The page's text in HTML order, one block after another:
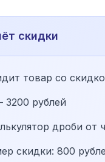
скидки
товар со
рублей
дроби от
скидки: 800